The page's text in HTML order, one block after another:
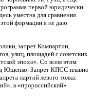
первой юридически
уместна для сравнения
этой формации я не даю
запрет Компартии,
улиц, площадей с советских
эпохи». Со всем этим
Ющенко. Запрет КПСС плавно
партий левого толка.
а «пророссийский»